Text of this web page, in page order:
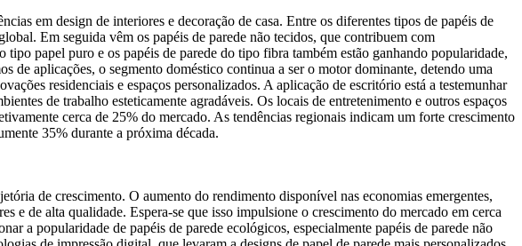
em design de interiores e decoração de casa. Entre os diferentes tipos de papéis de
Em seguida vêm os papéis de parede não tecidos, que contribuem com
papel puro e os papéis de parede do tipo fibra também estão ganhando popularidade,
de aplicações, o segmento doméstico continua a ser o motor dominante, detendo uma
residenciais e espaços personalizados. A aplicação de escritório está a testemunhar
de trabalho esteticamente agradáveis. Os locais de entretenimento e outros espaços
cerca de 25% do mercado. As tendências regionais indicam um forte crescimento
35% durante a próxima década.
de crescimento. O aumento do rendimento disponível nas economias emergentes,
e de alta qualidade. Espera-se que isso impulsione o crescimento do mercado em cerca
a popularidade de papéis de parede ecológicos, especialmente papéis de parede não